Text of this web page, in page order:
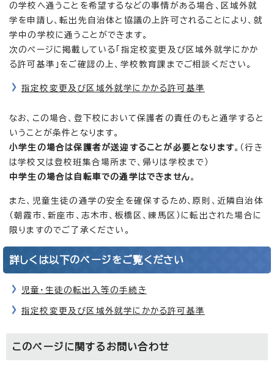
の学校へ通うことを希望するなどの事情がある場合、区域外就
学を申請し、転出先自治体と協議の上許可されることにより、就
学中の学校に通うことができます。
次のページに掲載している「指定校変更及び区域外就学にかか
る許可基準」をご確認の上、学校教育課までご相談ください。
指定校変更及び区域外就学にかかる許可基準
なお、この場合、登下校において保護者の責任のもと通学すると
いうことが条件となります。
小学生の場合は保護者が送迎することが必要となります。（行き
は学校又は登校班集合場所まで、帰りは学校まで）
中学生の場合は自転車での通学はできません。
また、児童生徒の通学の安全を確保するため、原則、近隣自治体
（朝霞市、新座市、志木市、板橋区、練馬区）に転出された場合に
限りますのでご了承ください。
詳しくは以下のページをご覧ください
児童・生徒の転出入等の手続き
指定校変更及び区域外就学にかかる許可基準
このページに関する お問い合わせ